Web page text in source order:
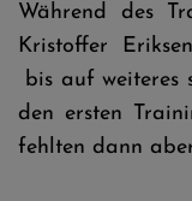
Während des
Kristoffer
bis auf weiteres
den ersten
fehlten dann